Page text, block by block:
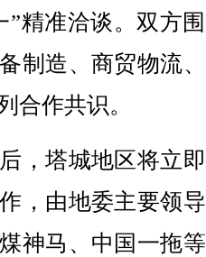
”精准洽谈。双方
制造、商贸物流
合作共识。
塔城地区将立
，由地委主要领
神马、中国一拖